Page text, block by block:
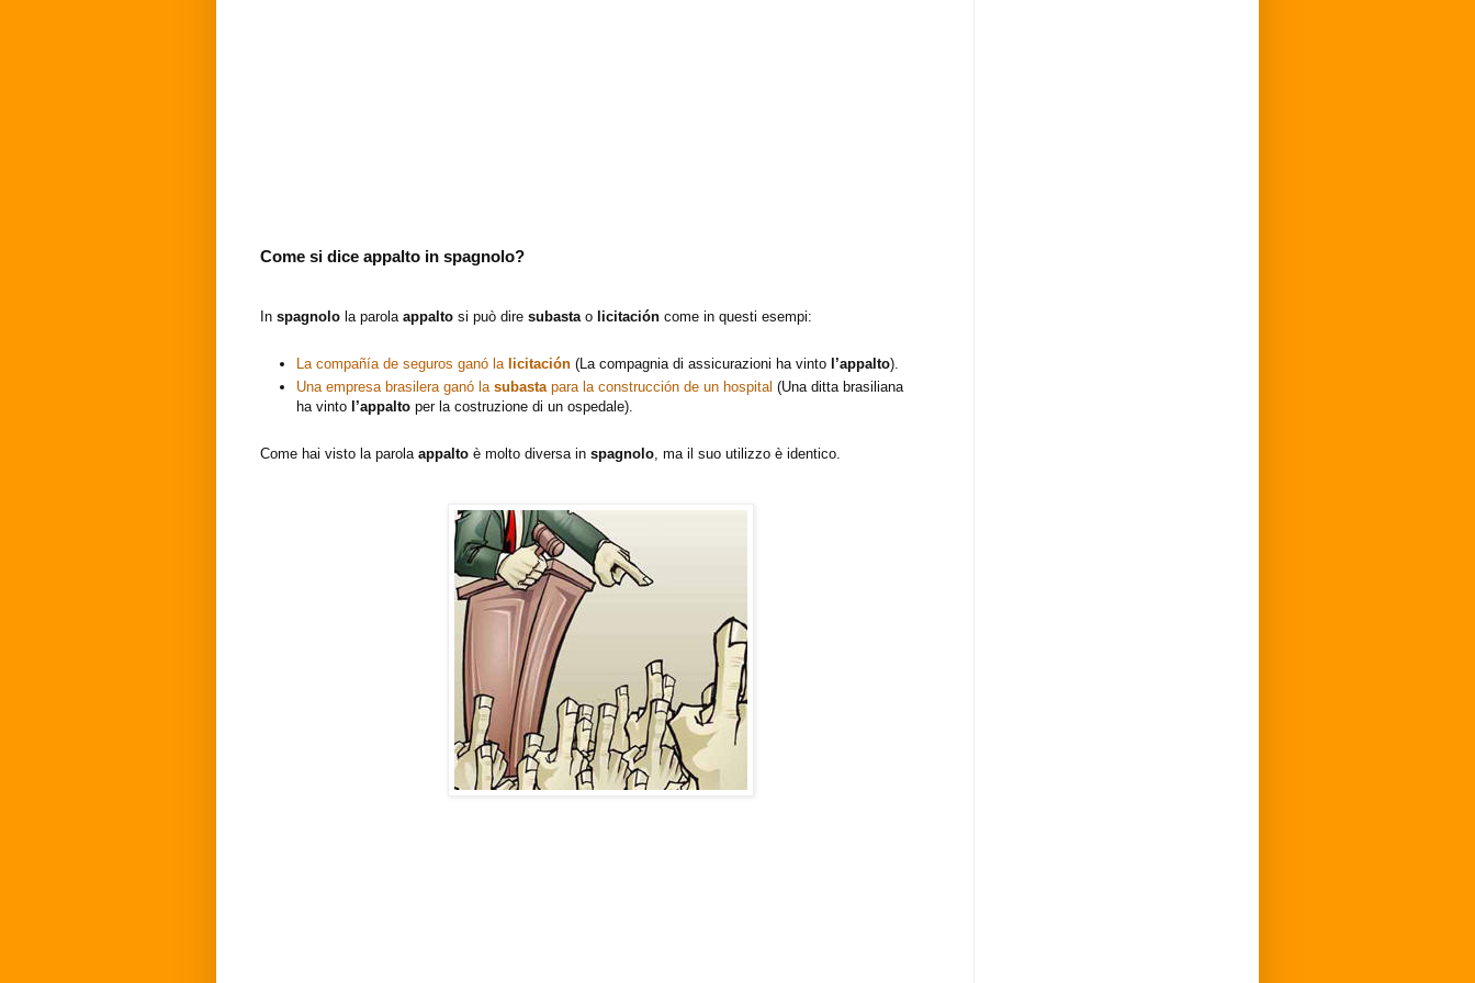
Come si dice appalto in spagnolo?
In spagnolo la parola appalto si può dire subasta o licitación come in questi esempi:
La compañía de seguros ganó la licitación (La compagnia di assicurazioni ha vinto l’appalto).
Una empresa brasilera ganó la subasta para la construcción de un hospital (Una ditta brasiliana
ha vinto l’appalto per la costruzione di un ospedale).
Come hai visto la parola appalto è molto diversa in spagnolo , ma il suo utilizzo è identico.